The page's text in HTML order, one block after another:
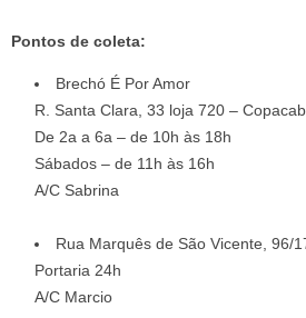
Pontos de coleta:
Brechó É Por Amor
R. Santa Clara, 33 loja 720 –
De 2a a 6a – de 10h às 18h
Sábados – de 11h às 16h
A/C Sabrina
Rua Marquês de São Vicente, 96/
Portaria 24h
A/C Marcio